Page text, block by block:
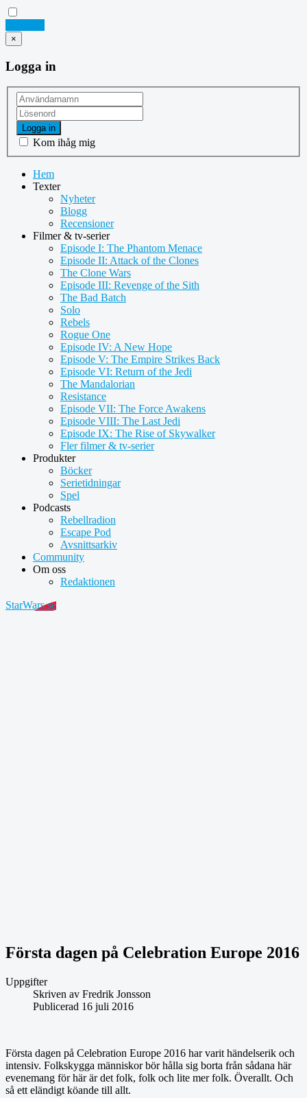
×
Logga in
Logga in
Kom ihåg mig
Hem
Texter
Nyheter
Blogg
Recensioner
Filmer & tv-serier
Episode I: The Phantom Menace
Episode II: Attack of the Clones
The Clone Wars
Episode III: Revenge of the Sith
The Bad Batch
Solo
Rebels
Rogue One
Episode IV: A New Hope
Episode V: The Empire Strikes Back
Episode VI: Return of the Jedi
The Mandalorian
Resistance
Episode VII: The Force Awakens
Episode VIII: The Last Jedi
Episode IX: The Rise of Skywalker
Fler filmer & tv-serier
Produkter
Böcker
Serietidningar
Spel
Podcasts
Rebellradion
Escape Pod
Avsnittsarkiv
Community
Om oss
Redaktionen
StarWars.se
Första dagen på Celebration Europe 2016
Uppgifter
Skriven av Fredrik Jonsson
Publicerad 16 juli 2016
Första dagen på Celebration Europe 2016 har varit händelserik och
intensiv. Folkskygga människor bör hålla sig borta från sådana här
evenemang för här är det folk, folk och lite mer folk. Överallt. Och
så ett eländigt köande till allt.